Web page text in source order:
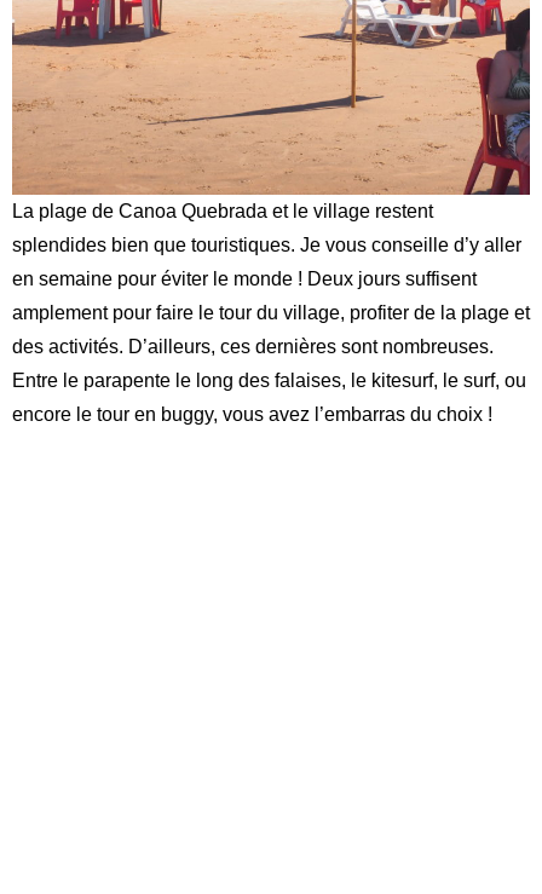
La plage de Canoa Quebrada et le village restent
splendides bien que touristiques. Je vous conseille d’y aller
en semaine pour éviter le monde ! Deux jours suffisent
amplement pour faire le tour du village, profiter de la plage et
des activités. D’ailleurs, ces dernières sont nombreuses.
Entre le parapente le long des falaises, le kitesurf, le surf, ou
encore le tour en buggy, vous avez l’embarras du choix !